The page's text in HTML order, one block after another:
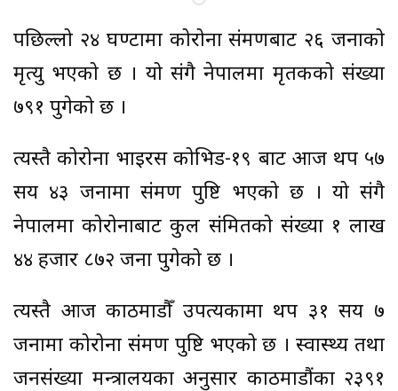
पछिल्लो २४ घण्टामा कोरोना संक्रमणबाट २६ जनाको
मृत्यु भएको छ । यो संगै नेपालमा मृतकको संख्या
७९१ पुगेको छ ।
त्यस्तै कोरोना भाइरस कोभिड-१९ बाट आज थप ५७
सय ४३ जनामा संक्रमण पुष्टि भएको छ । यो संगै
नेपालमा कोरोनाबाट कुल संक्रमितको संख्या १ लाख
४४ हजार ८७२ जना पुगेको छ ।
त्यस्तै आज काठमाडौँ उपत्यकामा थप ३१ सय ७
जनामा कोरोना संक्रमण पुष्टि भएको छ । स्वास्थ्य तथा
जनसंख्या मन्त्रालयका अनुसार काठमाडौंका २३९१